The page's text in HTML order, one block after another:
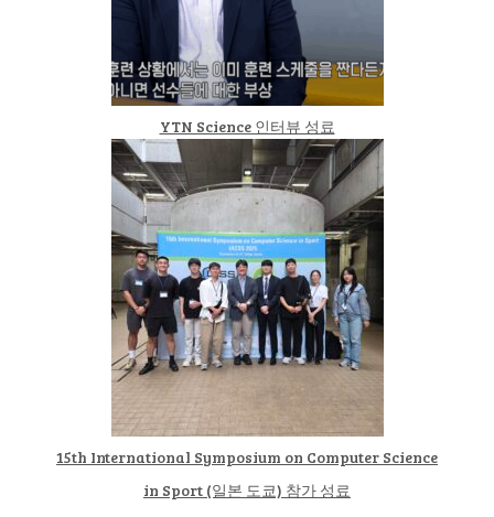
YTN Science 인터뷰 성료
15th International Symposium on Computer Science
in Sport (일본 도쿄) 참가 성료